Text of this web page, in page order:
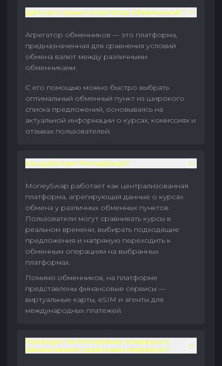
Для чего нужен агрегатор обменников?
Агрегатор обменников — это платформа,
предназначенная для сравнения условий
обмена валют между различными
обменниками.
С его помощью можно быстро выбрать
оптимальный обменный пункт из широкого
списка предложений, основываясь на
актуальной информации о курсах, комиссиях и
отзывах пользователей.
Как работает MoneySwap?
MoneySwap работает как централизованная
платформа, агрегирующая данные о курсах
обмена у различных обменных пунктов.
Пользователи могут сравнивать курсы в
реальном времени, выбирать подходящие
предложения и напрямую переходить к
обменным операциям на выбранных
платформах.
Помимо обменников, на платформе
представлены финансовые сервисы —
виртуальные карты, eSIM и агенты для
международных платежей.
Проводит ли MoneySwap операции с
финансовыми сервисами напрямую?